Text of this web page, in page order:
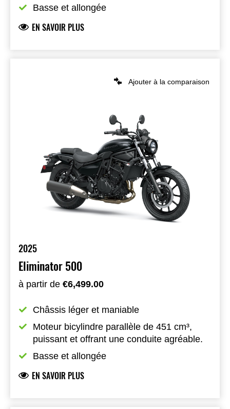
Basse et allongée
EN SAVOIR PLUS
Ajouter à la comparaison
2025
Eliminator 500
à partir de €6,499.00
Châssis léger et maniable
Moteur bicylindre parallèle de 451 cm³,
puissant et offrant une conduite agréable.
Basse et allongée
EN SAVOIR PLUS